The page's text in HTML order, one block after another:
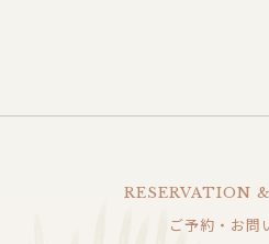
RESERVATION
ご予約・お問